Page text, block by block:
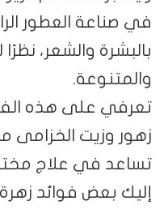
في صناعة العطور
بالبشرة والشعر،
والمتنوعة.
تعرفي على هذه
زهور وزيت الخزامى
تساعد في علاج
إليك بعض فوائد